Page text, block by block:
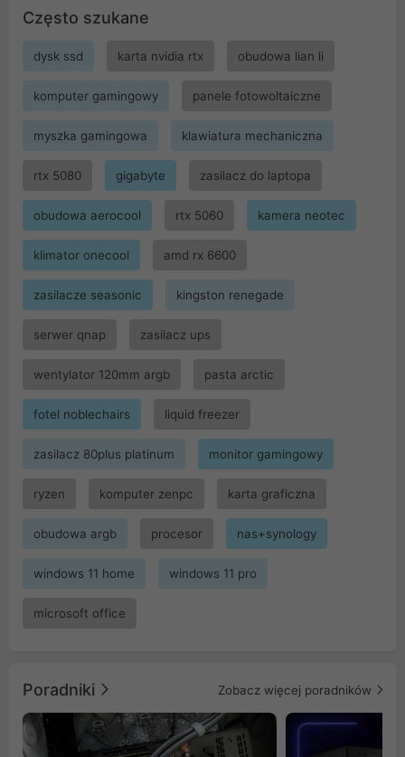
Często szukane
dysk ssd karta nvidia rtx obudowa lian li
komputer gamingowy panele fotowoltaiczne
myszka gamingowa klawiatura mechaniczna
rtx 5080 gigabyte zasilacz do laptopa
obudowa aerocool rtx 5060 kamera neotec
klimator onecool amd rx 6600
zasilacze seasonic kingston renegade
serwer qnap zasilacz ups
wentylator 120mm argb pasta arctic
fotel noblechairs liquid freezer
zasilacz 80plus platinum monitor gamingowy
ryzen komputer zenpc karta graficzna
obudowa argb procesor nas+synology
windows 11 home windows 11 pro
microsoft office
Poradniki Zobacz więcej poradników